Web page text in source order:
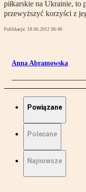
piłkarskie na Ukrainie, to
przewyższyć korzyści z
Publikacja: 18.06.2012 06:40
Anna Abramowska
Powiązane
Polecane
Najnowsze